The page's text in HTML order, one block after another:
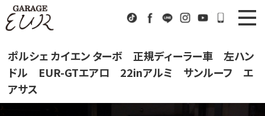
TikTokFacebook
LINE InstagramYoutube072-
News
ニュース
在庫車情報
ポルシェ カイエン ターボ 正規ディーラー車 左ハン
ドル EUR-GTエアロ 22inアルミ サンルーフ エ
アサス